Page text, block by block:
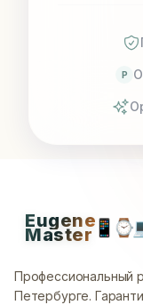
P
Eugene
Master📱 ⌚
Профессиональный
Петербурге.